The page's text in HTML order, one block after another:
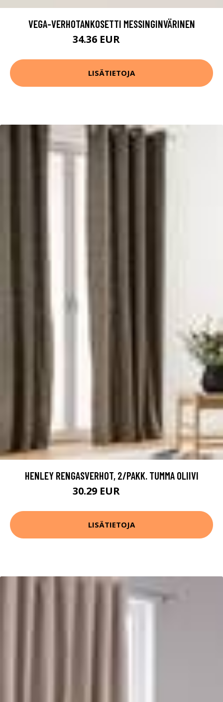
VEGA-VERHOTANKOSETTI MESSINGINVÄRINEN
34.36 EUR
LISÄTIETOJA
HENLEY RENGASVERHOT, 2/PAKK. TUMMA OLIIVI
30.29 EUR
LISÄTIETOJA